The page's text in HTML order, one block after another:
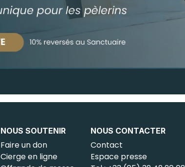
NOUS SOUTENIR
Faire un don
Cierge en ligne
NOUS CONTACTER
Contact
Espace presse